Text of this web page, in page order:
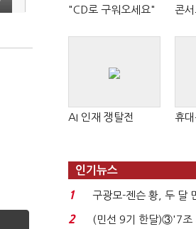
"CD로 구워오세요" 콘서
AI 인재 쟁탈전 휴
인기뉴스
1
구광모-젠슨 황, 두 달
로봇·AI 등 논...
2
(민선 9기 한달)③'7조